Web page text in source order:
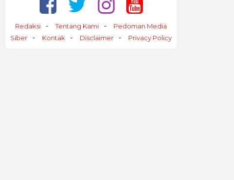
Redaksi Tentang Kami
Pedoman Media
Siber
Kontak Disclaimer Privacy Policy